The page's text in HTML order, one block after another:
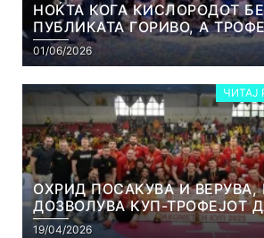
НОЌТА КОГА КИСЛОРОДОТ
ПУБЛИКАТА ГОРИВО, А
РЕАЛНОСТ
01/06/2026
ЧИТАЈ
ОХРИД ПОСАКУВА И ВЕРУВА,
ДОЗВОЛУВА КУП-ТРОФЕЈОТ
ОД СКОПЈЕ
19/04/2026